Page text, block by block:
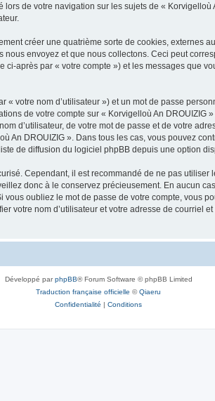
de votre navigation sur les sujets de «
créer une quatrième sorte de cookies, externes
envoyez et que nous collectons. Ceci peut
ci-après par « votre compte ») et les messages que
votre nom d’utilisateur ») et un mot de passe
de votre compte sur « Korvigelloù An
d’utilisateur, de votre mot de passe et de votre
An DROUIZIG ». Dans tous les cas, vous pouvez
de diffusion du logiciel phpBB depuis une option
Cependant, il est recommandé de ne pas
donc à le conservez précieusement. En aucun
oubliez le mot de passe de votre compte, vous
votre nom d’utilisateur et votre adresse de courriel
Développé parphpBB® Forum Software © phpBB Limited
Traduction française officielle ©Qiaeru
Confidentialité | Conditions